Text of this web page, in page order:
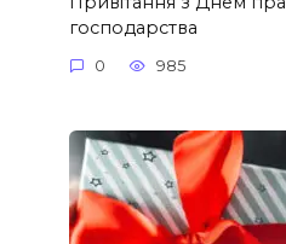
господарства
0 985